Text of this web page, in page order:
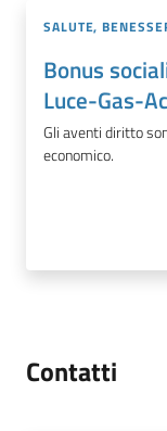
SALUTE,
Bonus
Luce-Gas-
Gli aventi diritto
economico.
Contatti